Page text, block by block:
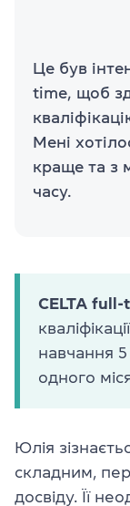
Це був
time, щоб
Мені
краще та з
часу.
CELTA full-
навчання
одного
Юлія
складним,
досвіду. Її